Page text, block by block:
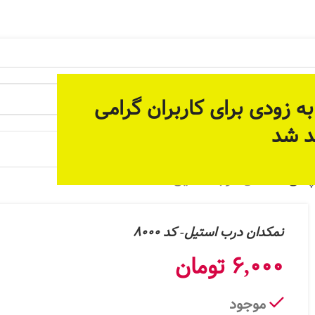
زودی برای کاربران گرامی
شد
نمکدان درب استیل- کد 8000
نمکدان درب استیل- کد 8000
6,000 تومان
موجود